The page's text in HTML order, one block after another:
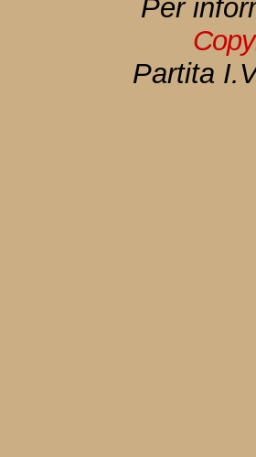
Per
Partita